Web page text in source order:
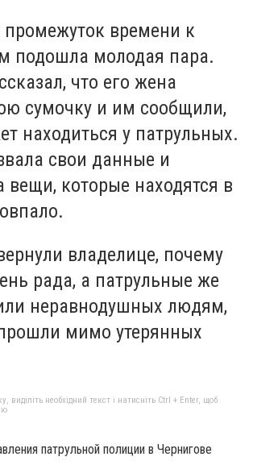
промежуток времени к
подошла молодая пара.
что его жена
сумочку и им сообщили,
находиться у патрульных.
свои данные и
вещи, которые находятся в
владелице, почему
рада, а патрульные же
неравнодушных людям,
мимо утерянных
необхідний текст і натисніть Ctrl + Enter, щоб
патрульной полиции в Чернигове